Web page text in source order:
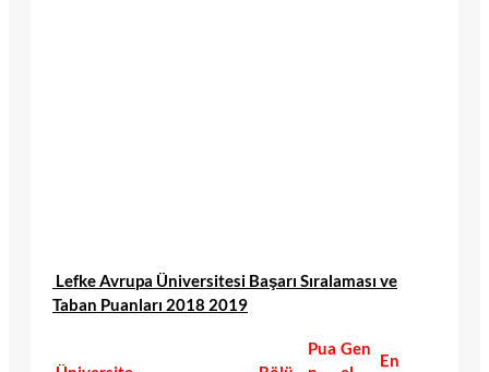
Lefke Avrupa Üniversitesi Başarı Sıralaması ve
Taban Puanları 2018 2019
Pua Gen
En